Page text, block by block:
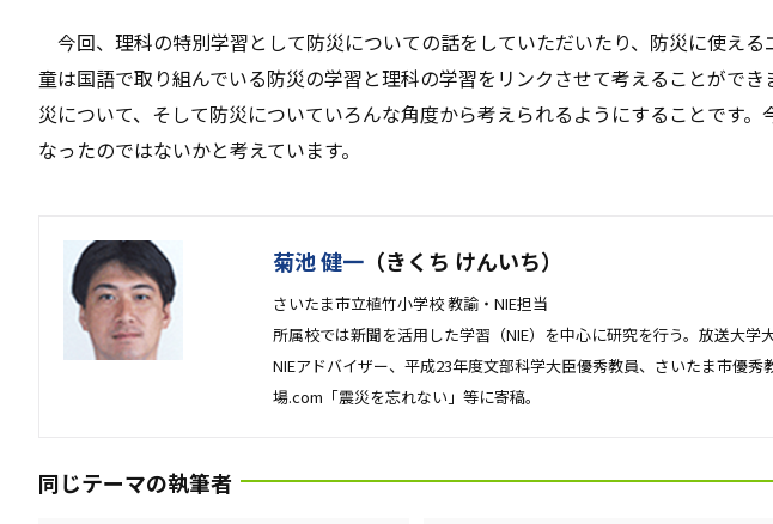
今回、理科の特別学習として防災についての話をしていただいたり、防災に使え
童は国語で取り組んでいる防災の学習と理科の学習をリンクさせて考えることがで
災について、そして防災についていろんな角度から考えられるようにすることです
なったのではないかと考えています。
菊池 健一 （きくち けんいち）
さいたま市立植竹小学校 教諭・NIE担当
所属校では新聞を活用した学習（NIE）を中心に研究を行う。放送大
NIEアドバイザー、平成23年度文部科学大臣優秀教員、さいたま市優
場.com「震災を忘れない」等に寄稿。
同じテーマの執筆者